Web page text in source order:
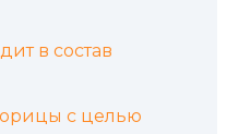
в состав
с целью